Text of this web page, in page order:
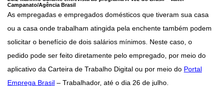
Campanato/Agência Brasil
As empregadas e empregados domésticos que tiveram sua casa
ou a casa onde trabalham atingida pela enchente também podem
solicitar o benefício de dois salários mínimos. Neste caso, o
pedido pode ser feito diretamente pelo empregado, por meio do
aplicativo da Carteira de Trabalho Digital ou por meio do Portal
Emprega Brasil – Trabalhador, até o dia 26 de julho.